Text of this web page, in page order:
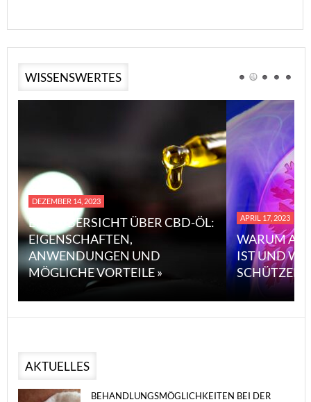
WISSENSWERTES
DEZEMBER 14, 2023
EINE ÜBERSICHT ÜBER CBD-ÖL:
EIGENSCHAFTEN,
ANWENDUNGEN UND
MÖGLICHE VORTEILE »
APRIL 17, 2023
WARUM
IST UND
SCHÜTZEN
AKTUELLES
BEHANDLUNGSMÖGLICHKEITEN BEI DER